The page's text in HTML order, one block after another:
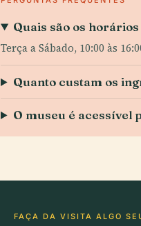
Quais são os
Terça a Sábado, 10:00 às
Quanto custam os
O museu é acessível
FAÇA DA VISITA ALGO